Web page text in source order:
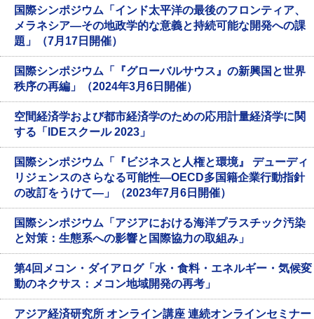
国際シンポジウム「インド太平洋の最後のフロンティア、
メラネシア—その地政学的な意義と持続可能な開発への課
題」（7月17日開催）
国際シンポジウム「『グローバルサウス』の新興国と世界
秩序の再編」（2024年3月6日開催）
空間経済学および都市経済学のための応用計量経済学に関
する「IDEスクール 2023」
国際シンポジウム「『ビジネスと人権と環境』 デューディ
リジェンスのさらなる可能性―OECD多国籍企業行動指針
の改訂をうけて―」（2023年7月6日開催）
国際シンポジウム「アジアにおける海洋プラスチック汚染
と対策：生態系への影響と国際協力の取組み」
第4回メコン・ダイアログ「水・食料・エネルギー・気候変
動のネクサス：メコン地域開発の再考」
アジア経済研究所 オンライン講座 連続オンラインセミナー